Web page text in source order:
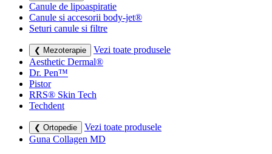
Canule de lipoaspiratie
Canule si accesorii body-jet®
Seturi canule si filtre
❮ Mezoterapie
Vezi toate produsele
Aesthetic Dermal®
Dr. Pen™
Pistor
RRS® Skin Tech
Techdent
❮ Ortopedie
Vezi toate produsele
Guna Collagen MD